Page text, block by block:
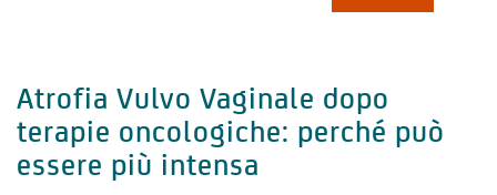
Atrofia Vulvo Vaginale dopo
terapie oncologiche: perché può
essere più intensa